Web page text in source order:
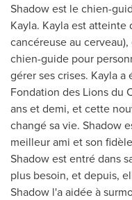
Shadow est le chien-
Kayla. Kayla est
cancéreuse au
chien-guide pour
gérer ses crises. Kayla
Fondation des Lions du
ans et demi, et cette
changé sa vie. Shadow
meilleur ami et son
Shadow est entré dans
plus besoin, et depuis,
Shadow l'a aidée à